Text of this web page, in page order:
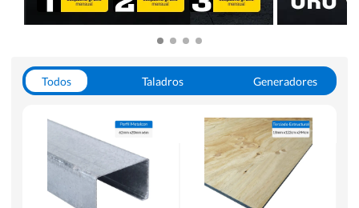
Todos Taladros
Generadores
Herramientas Manuales
Sierras Circulares